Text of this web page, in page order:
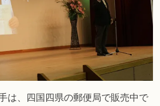
は、四国四県の郵便局で販売中で